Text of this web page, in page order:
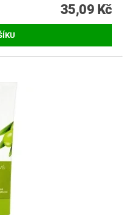
35,09 Kč